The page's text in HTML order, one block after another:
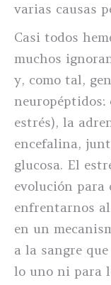
varias causas
Casi todos
muchos
y, como tal,
estrés), la
encefalina,
glucosa. El
evolución para
enfrentarnos
en un
a la sangre
lo uno ni para